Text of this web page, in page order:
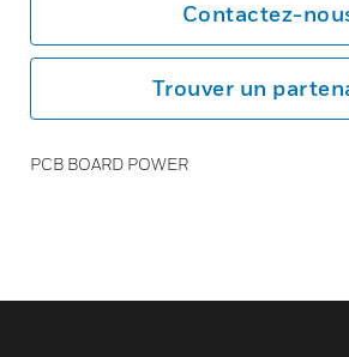
Contactez-
Trouver un
PCB BOARD POWER